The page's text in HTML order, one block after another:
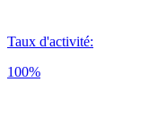
Taux d'activité:
100%